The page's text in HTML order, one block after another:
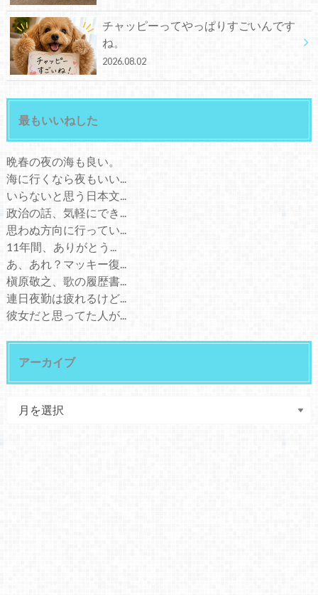
チャッピーってやっぱりすごいんです
ね。
2026.08.02
最もいいねした
晩春の夜の海も良い。
海に行くなら夜もいい...
いらないと思う日本文...
政治の話、気軽にでき...
思わぬ方向に行ってい...
11年間、ありがとう...
あ、あれ？マッキー復...
槇原敬之、歌の履歴書...
連日夜勤は疲れるけど...
彼女だと思ってた人が...
アーカイブ